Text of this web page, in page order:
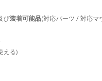
び装着可能品(対応パーツ / 対応マ
える)